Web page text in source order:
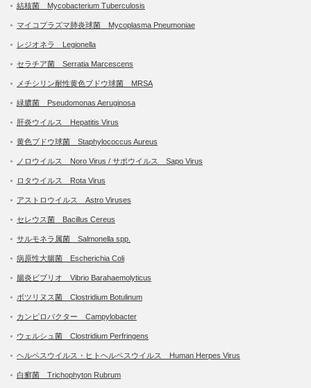
結核菌 Mycobacterium Tuberculosis
マイコプラズマ肺炎球菌 Mycoplasma Pneumoniae
レジオネラ Legionella
セラチア菌 Serratia Marcescens
メチシリン耐性黄色ブドウ球菌 MRSA
緑膿菌 Pseudomonas Aeruginosa
肝炎ウイルス Hepatitis Virus
黄色ブドウ球菌 Staphylococcus Aureus
ノロウイルス Noro Virus / サポウイルス Sapo Virus
ロタウイルス Rota Virus
アストロウイルス Astro Viruses
セレウス菌 Bacillus Cereus
サルモネラ属菌 Salmonella spp.
病原性大腸菌 Escherichia Coli
腸炎ビブリオ Vibrio Barahaemolyticus
ボツリヌス菌 Clostridium Botulinum
カンピロバクター Campylobacter
ウェルシュ菌 Clostridium Perfringens
ヘルペスウイルス・ヒトヘルペスウイルス Human Herpes Virus
白癬菌 Trichophyton Rubrum